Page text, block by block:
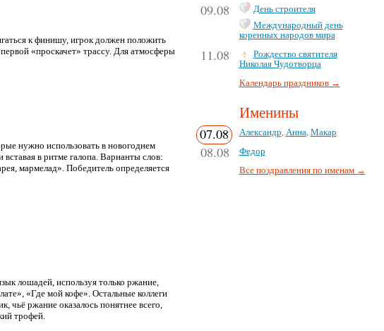
к финишу, игрок должен положить
«проскачет» трассу. Для атмосферы
нужно использовать в новогоднем
в ритме галопа. Варианты слов:
мармелад». Победитель определяется
лошадей, используя только ржание,
«Где мой кофе». Остальные коллеги
чьё ржание оказалось понятнее всего,
трофей.
09.08
День строителя
Международный день
коренных народов мира
11.08
Рождество святителя
Николая Чудотворца
Календарь праздников →
Именины
07.08 Александр, Анна, Макар
08.08
Федор
Все поздравления по именам →